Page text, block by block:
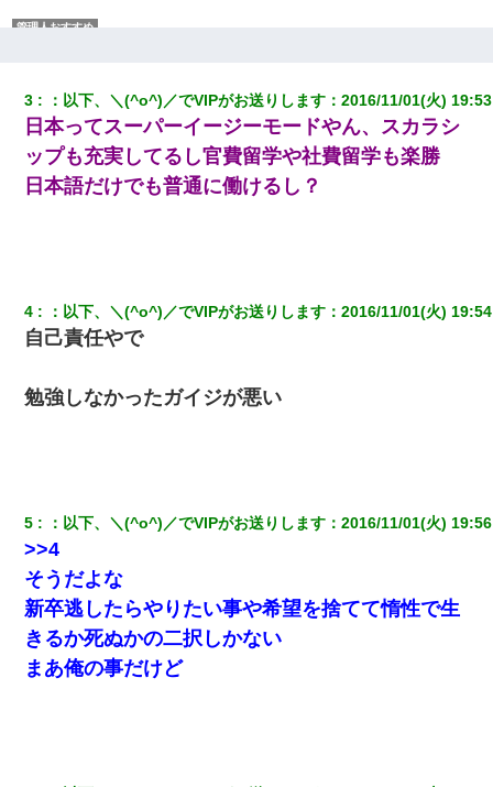
三年働いてたパートを突然クビになった。しかし元職場の主要取
引先のトップが母方の叔父だったので…
【画像】女上司(30)「終電なくなったね…部屋くる？」ワイ「行
きます！」
年の暮れに突然息子が職場を訪ねてきた。
【衝撃】職場に入って来た綺麗な新人さんに職場を案内すること
に → 新人「ドンッ！」私「！？」→ 突然、突き飛ばされて左手
の甲を踏みつけられて…
婚活パーティーでよく会う美女がいた。こんな完璧な容姿を持っ
てしても結婚て難しいんだなぁ…と思ってた
同じマンションに住んでる女性が鍵をわかりやすいところに隠し
3 ： 以下、＼(^o^)／でVIPがお送りします ：2016/11/01(火)
日本ってスーパーイージーモードやん、スカラシ
ップも充実してるし官費留学や社費留学も楽勝
日本語だけでも普通に働けるし？
4 ： 以下、＼(^o^)／でVIPがお送りします ：2016/11/01(火)
自己責任やで
勉強しなかったガイジが悪い
5 ： 以下、＼(^o^)／でVIPがお送りします ：2016/11/01(火)
>>4
そうだよな
新卒逃したらやりたい事や希望を捨てて惰性で生
きるか死ぬかの二択しかない
まあ俺の事だけど